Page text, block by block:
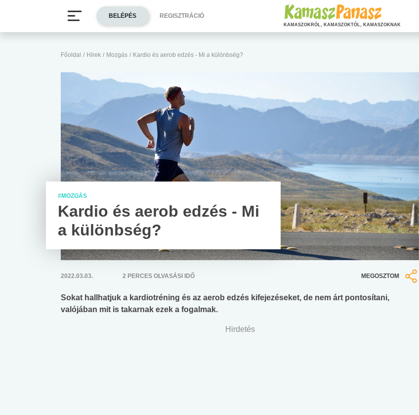
Főoldal / Hírek / Mozgás / Kardio és aerob edzés - Mi a különbség?
#MOZGÁS
Kardio és aerob edzés - Mi
a különbség?
2022.03.03. 2 PERCES OLVASÁSI IDŐ MEGOSZTOM
Sokat hallhatjuk a kardiotréning és az aerob edzés kifejezéseket, de nem árt pontosítani,
valójában mit is takarnak ezek a fogalmak.
Hirdetés
BELÉPÉS REGISZTRÁCIÓ
KAMASZOKRÓL, KAMASZOKTÓL, KAMASZOKNAK